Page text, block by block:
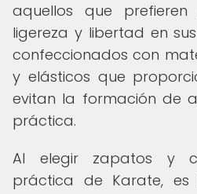
aquellos que
ligereza y libertad en
confeccionados con
y elásticos que
evitan la formación de
práctica.
Al elegir zapatos y
práctica de Karate, es